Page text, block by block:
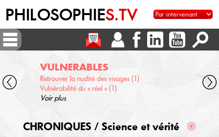
PHILOSOPHIES.TV
VULNERABLES
Retrouver la nudité des visages (1)
Vulnérabilité du « réel » (1)
Voir plus
CHRONIQUES / Science et vérité ▼